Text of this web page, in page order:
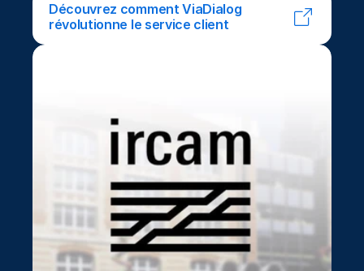
Découvrez comment ViaDialog
révolutionne le service client